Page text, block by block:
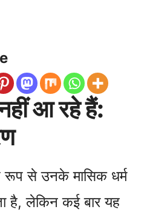
आ रहे हैं:
रूप से उनके मासिक धर्म
है, लेकिन कई बार यह